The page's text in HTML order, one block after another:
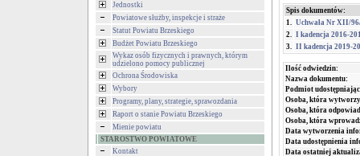
Jednostki
Powiatowe służby, inspekcje i straże
Statut Powiatu Brzeskiego
Budżet Powiatu Brzeskiego
Wykaz osób fizycznych i prawnych, którym
udzielono pomocy publicznej
Ochrona Środowiska
Wybory
Programy, plany, strategie, sprawozdania
Raport o stanie Powiatu Brzeskiego
Mienie powiatu
STAROSTWO POWIATOWE
Kontakt
Spis dokumentów:
1. Uchwała Nr XII/
2. I kadencja 2016-
3. II kadencja 2019-
Ilość odwiedzin:
Nazwa dokumentu:
Podmiot
Osoba, która
Osoba, która
Osoba, która
Data wytworzenia
Data udostępnienia
Data ostatniej